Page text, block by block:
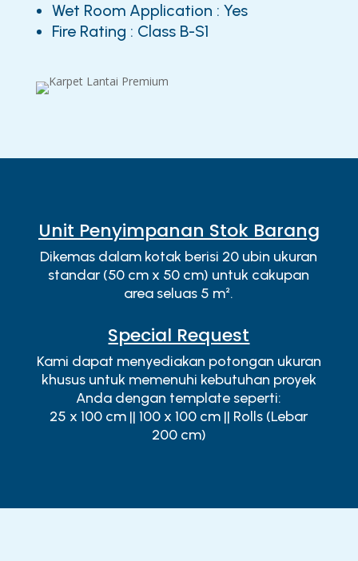
Wet Room Application : Yes
Fire Rating : Class B-S1
Unit Penyimpanan Stok Barang
Dikemas dalam kotak berisi 20 ubin ukuran
standar (50 cm x 50 cm) untuk cakupan
area seluas 5 m².
Special Request
Kami dapat menyediakan potongan ukuran
khusus untuk memenuhi kebutuhan proyek
Anda dengan template seperti:
25 x 100 cm || 100 x 100 cm || Rolls (Lebar
200 cm)